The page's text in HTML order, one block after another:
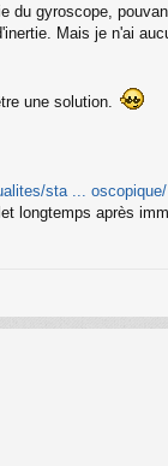
gyroscope,
Mais je n'ai
une solution.
sta ... oscopique/
longtemps après